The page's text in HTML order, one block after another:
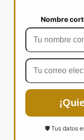
Nombre
🛡️ Tus datos